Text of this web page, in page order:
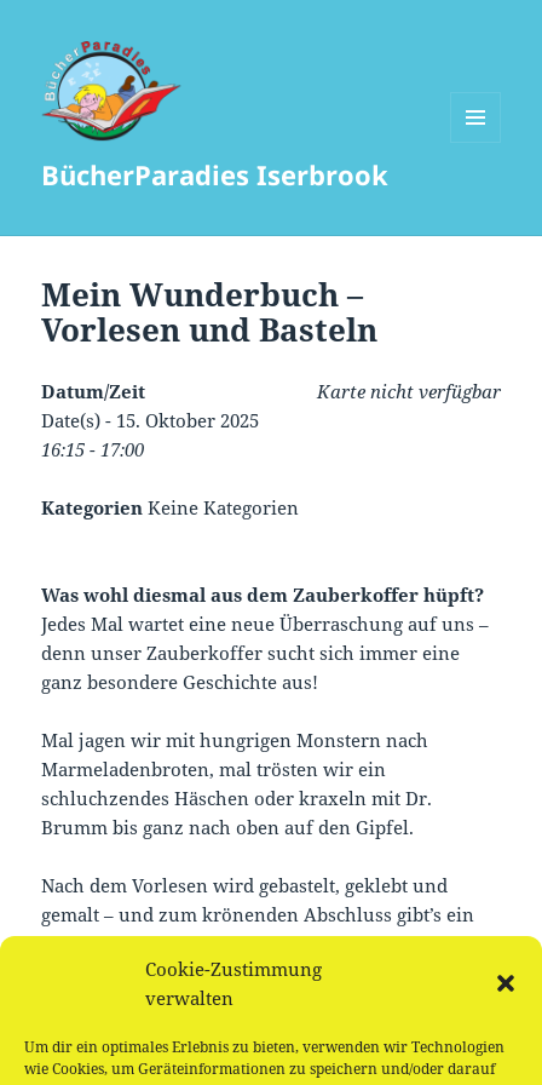
Cookie-Zustimmung
verwalten
Um dir ein optimales Erlebnis zu bieten, verwenden wir Technologien
wie Cookies, um Geräteinformationen zu speichern und/oder darauf
BücherParadies Iserbrook
Mein Wunderbuch –
Vorlesen und Basteln
Karte nicht verfügbar
Datum/Zeit
Date(s) - 15. Oktober 2025
16:15 - 17:00
Kategorien Keine Kategorien
Was wohl diesmal aus dem Zauberkoffer hüpft?
Jedes Mal wartet eine neue Überraschung auf uns –
denn unser Zauberkoffer sucht sich immer eine
ganz besondere Geschichte aus!
Mal jagen wir mit hungrigen Monstern nach
Marmeladenbroten, mal trösten wir ein
schluchzendes Häschen oder kraxeln mit Dr.
Brumm bis ganz nach oben auf den Gipfel.
Nach dem Vorlesen wird gebastelt, geklebt und
gemalt – und zum krönenden Abschluss gibt’s ein
fröhliches Picknick für alle!
Für Kinder ab 3 Jahren – kostenlos und